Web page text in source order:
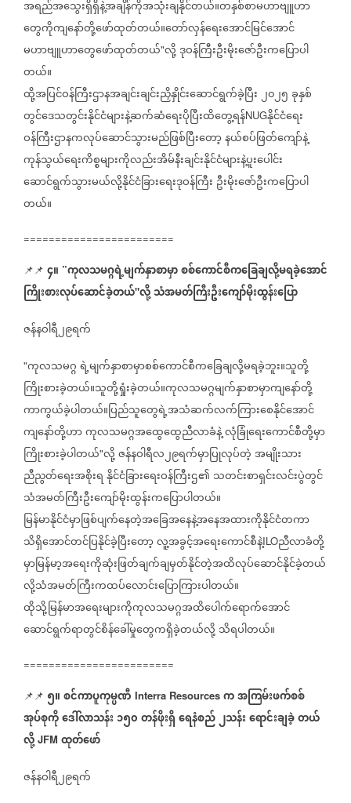
အရည်အသွေးရှိရှိနဲ့အချိန်ကိုအသုံးချနိုင်တယ်။တနှစ်စာမဟာဗျူဟာ
တွေကိုကျနော်တို့ဖော်ထုတ်တယ်။တော်လှန်ရေးအောင်မြင်အောင်
မဟာဗျူဟာတွေဖော်ထုတ်တယ်"လို့ဒုဝန်ကြီးဦးမိုးဇော်ဦးကပြောပါ
တယ်။
ထို့အပြင်ဝန်ကြီးဌာနအချင်းချင်းညှိနှိုင်းဆောင်ရွက်ခဲ့ပြီး၂၀၂၅ခုနှစ်
တွင်ဒေသတွင်းနိုင်ငံများနဲ့ဆက်ဆံရေးပိုပြီးထိတွေ့ရန်NUGနိုင်ငံရေး
ဝန်ကြီးဌာနကလုပ်ဆောင်သွားမည်ဖြစ်ပြီးတော့နယ်စပ်ဖြတ်ကျော်နဲ့
ကုန်သွယ်ရေးကိစ္စများကိုလည်းအိမ်နီးချင်းနိုင်ငံများနဲ့ပူးပေါင်း
ဆောင်ရွက်သွားမယ်လို့နိုင်ငံခြားရေးဒုဝန်ကြီး ဦးမိုးဇော်ဦးကပြောပါ
တယ်။
========================
📌📌 ၄။ ”ကုလသမဂ္ဂရဲ့မျက်နှာစာမှာစစ်ကောင်စီကခြေချလို့မရခဲ့အောင်
ကြိုးစားလုပ်ဆောင်ခဲ့တယ်"လို့သံအမတ်ကြီးဦးကျော်မိုးထွန်းပြော
ဇန်နဝါရီ၂၉ရက်
"ကုလသမဂ္ဂရဲ့မျက်နှာစာမှာစစ်ကောင်စီကခြေချလို့မရခဲ့ဘူး။သူတို့
ကြိုးစားခဲ့တယ်။သူတို့ရှုံးခဲ့တယ်။ကုလသမဂ္ဂမျက်နှာစာမှာကျနော်တို့
ကာကွယ်ခဲ့ပါတယ်။ပြည်သူတွေရဲ့အသံဆက်လက်ကြားစေနိုင်အောင်
ကျနော်တို့ဟာကုလသမဂ္ဂအထွေထွေညီလာခံနဲ့လုံခြုံရေးကောင်စီတို့မှာ
ကြိုးစားခဲ့ပါတယ်"လို့ဇန်နဝါရီလ၂၉ရက်မှာပြုလုပ်တဲ့အမျိုးသား
ညီညွတ်ရေးအစိုးရနိုင်ငံခြားရေးဝန်ကြီးဌ၏ သတင်းစာရှင်းလင်းပွဲတွင်
သံအမတ်ကြီးဦးကျော်မိုးထွန်းကပြောပါတယ်။
မြန်မာနိုင်ငံမှာဖြစ်ပျက်နေတဲ့အခြေအနေနဲ့အနေအထားကိုနိုင်ငံတကာ
သိရှိအောင်တင်ပြနိုင်ခဲ့ပြီးတော့လူ့အခွင့်အရေးကောင်စီနဲ့ILOညီလာခံတို့
မှာမြန်မာ့အရေးကိုဆုံးဖြတ်ချက်ချမှတ်နိုင်တဲ့အထိလုပ်ဆောင်နိုင်ခဲ့တယ်
လို့သံအမတ်ကြီးကထပ်လောင်းပြောကြားပါတယ်။
ထိုသို့မြန်မာအရေးများကိုကုလသမဂ္ဂအထိပေါက်ရောက်အောင်
ဆောင်ရွက်ရာတွင်စိန်ခေါ်မှုတွေကရှိခဲ့တယ်လို့သိရပါတယ်။
========================
📌📌 ၅။စင်ကာပူကုမ္ပဏီ Interra Resources ကအကြမ်းဖက်စစ်
အုပ်စုကိုဒေါ်လာသန်း၁၅၀တန်ဖိုးရှိရေနံစည်၂သန်းရောင်းချခဲ့တယ်
လို့ JFM ထုတ်ဖော်
ဇန်နဝါရီ၂၉ရက်